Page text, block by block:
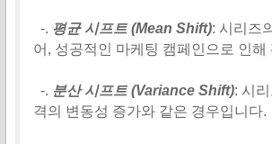
-. 평균 시프트 (Mean Shift): 시리즈
어, 성공적인 마케팅 캠페인으로 인
-. 분산 시프트 (Variance Shift): 시
격의 변동성 증가와 같은 경우입니다.